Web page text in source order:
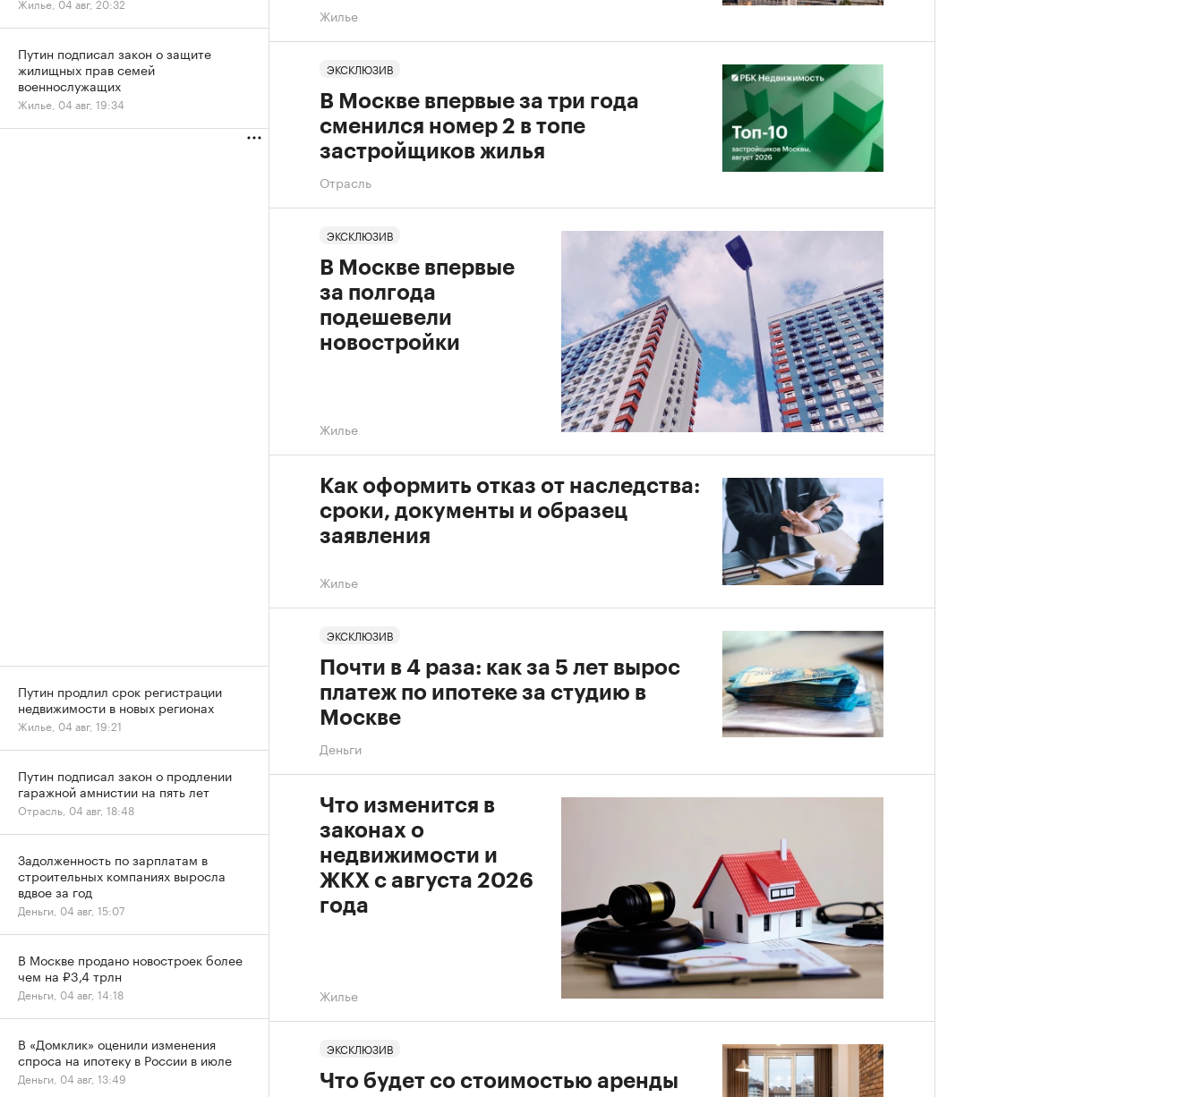
Жилье
Отрасль
В Москве впервые за три года
сменился номер 2 в топе
застройщиков жилья
ЭКСКЛЮЗИВ
Жилье
В Москве впервые
за полгода
подешевели
новостройки
ЭКСКЛЮЗИВ
Жилье
Как оформить отказ от наследства:
сроки, документы и образец
заявления
Деньги
Почти в 4 раза: как за 5 лет вырос
платеж по ипотеке за студию в
Москве
ЭКСКЛЮЗИВ
Жилье
Что изменится в
законах о
недвижимости и
ЖКХ с августа 2026
года
Что будет со стоимостью аренды
ЭКСКЛЮЗИВ
Путин подписал закон о защите
жилищных прав семей
военнослужащих
Жилье, 04 авг, 19:34
Путин продлил срок регистрации
недвижимости в новых регионах
Жилье, 04 авг, 19:21
Путин подписал закон о продлении
гаражной амнистии на пять лет
Отрасль, 04 авг, 18:48
Задолженность по зарплатам в
строительных компаниях выросла
вдвое за год
Деньги, 04 авг, 15:07
В Москве продано новостроек более
чем на ₽3,4 трлн
Деньги, 04 авг, 14:18
В «Домклик» оценили изменения
спроса на ипотеку в России в июле
Деньги, 04 авг, 13:49